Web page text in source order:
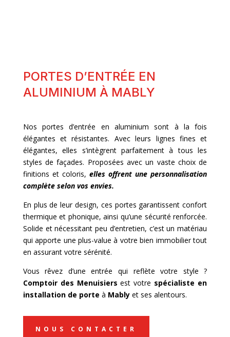
PORTES D’ENTRÉE EN
ALUMINIUM À MABLY
Nos portes d’entrée en aluminium sont à la fois
élégantes et résistantes. Avec leurs lignes fines et
élégantes, elles s’intègrent parfaitement à tous les
styles de façades. Proposées avec un vaste choix de
finitions et coloris, elles offrent une personnalisation
complète selon vos envies.
En plus de leur design, ces portes garantissent confort
thermique et phonique, ainsi qu’une sécurité renforcée.
Solide et nécessitant peu d’entretien, c’est un matériau
qui apporte une plus-value à votre bien immobilier tout
en assurant votre sérénité.
Vous rêvez d’une entrée qui reflète votre style ?
Comptoir des Menuisiers est votre spécialiste en
installation de porte à Mablyet ses alentours.
NOUS CONTACTER